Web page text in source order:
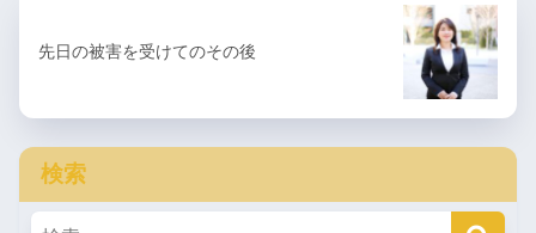
先日の被害を受けてのその後
検索